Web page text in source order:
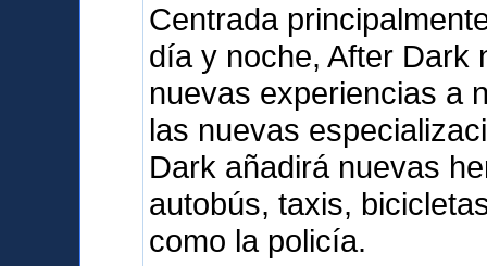
Centrada
día y noche, After Dark
nuevas experiencias a
las nuevas
Dark añadirá nuevas
autobús, taxis,
como la policía.